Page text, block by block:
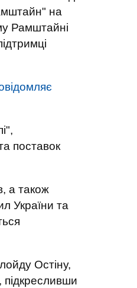
на
Рамштайні
поставок
а також
України та
Остіну,
підкресливши